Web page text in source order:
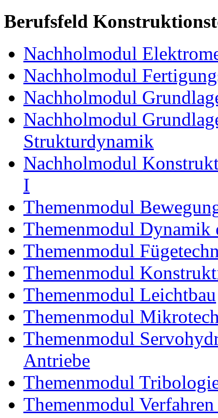
Berufsfeld
Nachholmodul
Nachholmodul
Nachholmodul
Nachholmodul
Strukturdynamik
Nachholmodul
I
Themenmodul
Themenmodul Dynamik
Themenmodul
Themenmodul
Themenmodul Leichtbau
Themenmodul
Themenmodul
Antriebe
Themenmodul
Themenmodul